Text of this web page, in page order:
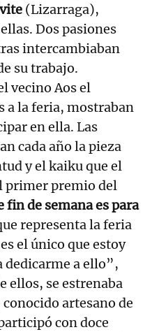
(Lizarraga),
Dos pasiones
intercambiaban
su trabajo.
vecino Aos el
a la feria, mostraban
en ella. Las
cada año la pieza
y el kaiku que el
primer premio del
fin de semana es para
representa la feria
el único que estoy
a ello”,
ellos, se estrenaba
conocido artesano de
con doce